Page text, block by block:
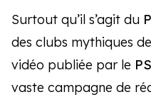
Surtout qu’il s’agit du
des clubs mythiques
vidéo publiée par le
vaste campagne de